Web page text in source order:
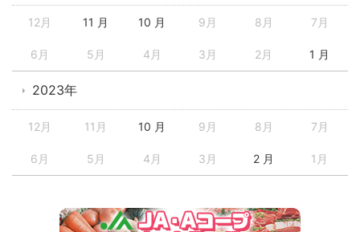
12月 11 月 10 月 9月 8月 7月
6月 5月 4月 3月 2月 1 月
2023年
12月 11月 10 月 9月 8月 7月
6月 5月 4月 3月 2 月 1月